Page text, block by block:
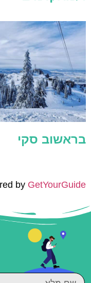
בראשוב סקי
by GetYourGuide